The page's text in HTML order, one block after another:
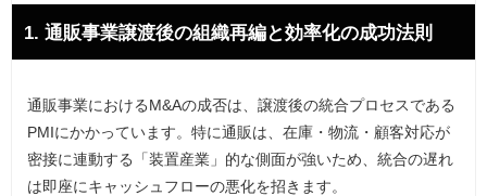
1. 通販事業譲渡後の組織再編と効率化の成功法則
通販事業におけるM&Aの成否は、譲渡後の統合プロセスである
PMIにかかっています。特に通販は、在庫・物流・顧客対応が
密接に連動する「装置産業」的な側面が強いため、統合の遅れ
は即座にキャッシュフローの悪化を招きます。